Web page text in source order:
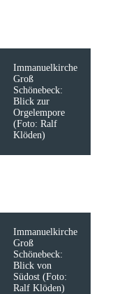
Immanuelkirche
Groß
Schönebeck:
Blick zur
Orgelempore
(Foto: Ralf
Klöden)
Immanuelkirche
Groß
Schönebeck:
Blick von
Südost (Foto:
Ralf Klöden)